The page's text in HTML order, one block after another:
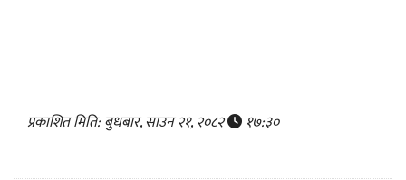
प्रकाशित मिति: बुधबार, साउन २१, २०८२ १७:३०